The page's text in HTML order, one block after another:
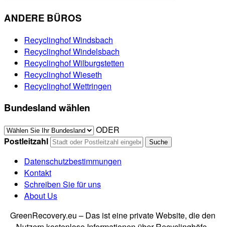
ANDERE BÜROS
Recyclinghof Windsbach
Recyclinghof Windelsbach
Recyclinghof Wilburgstetten
Recyclinghof Wieseth
Recyclinghof Wettringen
Bundesland wählen
ODER
Postleitzahl
Datenschutzbestimmungen
Kontakt
Schreiben Sie für uns
About Us
GreenRecovery.eu – Das ist eine private Website, die den